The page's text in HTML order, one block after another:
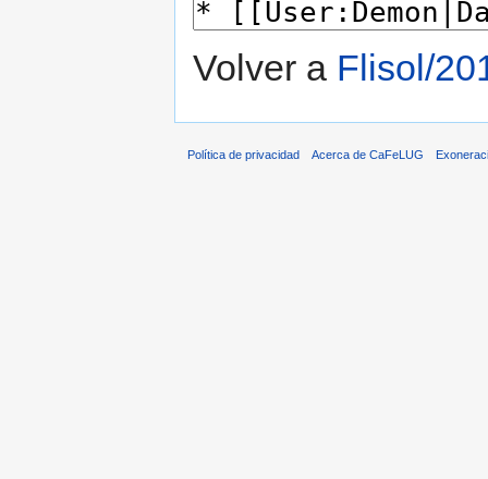
Volver a Flisol/
Política de privacidad Acerca de CaFeLUG